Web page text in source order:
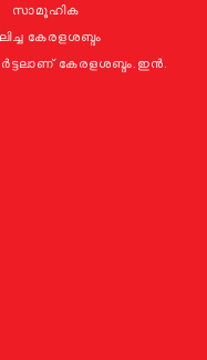
സാമൂഹിക
കേരളശബ്ദം
കേരളശബ്ദം.ഇന്‍.